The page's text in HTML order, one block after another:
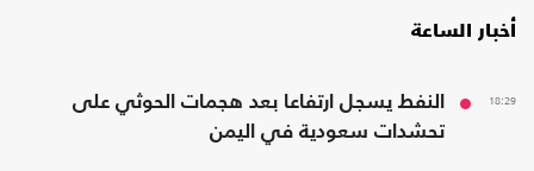
أخبار الساعة
18:29
النفط يسجل ارتفاعا بعد هجمات الحوثي على
تحشدات سعودية في اليمن